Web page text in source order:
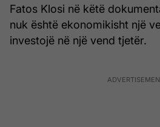
Fatos Klosi në këtë
nuk është ekonomikisht një
investojë në një vend tjetër.